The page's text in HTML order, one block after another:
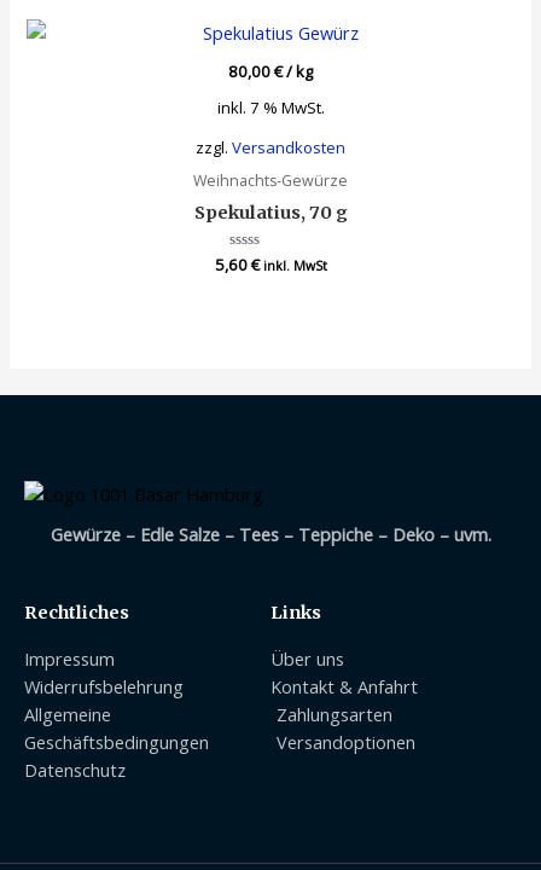
80,00€/kg
inkl. 7 % MwSt.
zzgl. Versandkosten
Weihnachts-Gewürze
Spekulatius, 70 g
Bewertet
5,60€ inkl. MwSt
Gewürze – Edle Salze – Tees – Teppiche – Deko – uvm.
Rechtliches
Impressum
Widerrufsbelehrung
Allgemeine
Geschäftsbedingungen
Datenschutz
Links
Über uns
Kontakt & Anfahrt
Zahlungsarten
Versandoptionen